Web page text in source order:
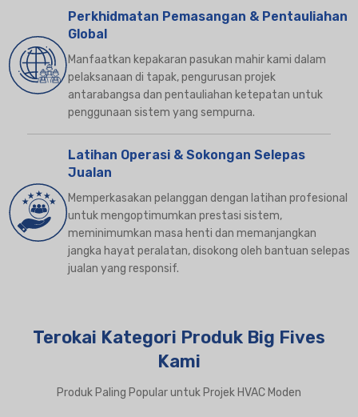
Perkhidmatan Pemasangan & Pentauliahan
Global
Manfaatkan kepakaran pasukan mahir kami dalam
pelaksanaan di tapak, pengurusan projek
antarabangsa dan pentauliahan ketepatan untuk
penggunaan sistem yang sempurna.
Latihan Operasi & Sokongan Selepas
Jualan
Memperkasakan pelanggan dengan latihan profesional
untuk mengoptimumkan prestasi sistem,
meminimumkan masa henti dan memanjangkan
jangka hayat peralatan, disokong oleh bantuan selepas
jualan yang responsif.
Terokai Kategori Produk Big Fives
Kami
Produk Paling Popular untuk Projek HVAC Moden